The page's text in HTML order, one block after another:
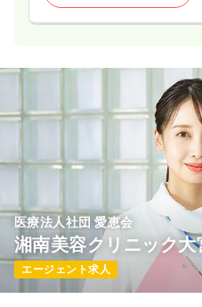
医療法人社団 愛恵会
湘南美容クリニック大
エージェント求人